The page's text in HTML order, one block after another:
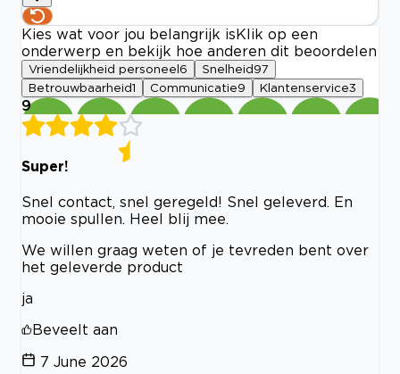
Kies wat voor jou belangrijk is Klik op een
onderwerp en bekijk hoe anderen dit beoordelen
Vriendelijkheid personeel 6 Snelheid 97
Betrouwbaarheid1 Communicatie9 Klantenservice3
9
Super!
Snel contact, snel geregeld! Snel geleverd. En
mooie spullen. Heel blij mee.
We willen graag weten of je tevreden bent over
het geleverde product
ja
Beveelt aan
7 June 2026